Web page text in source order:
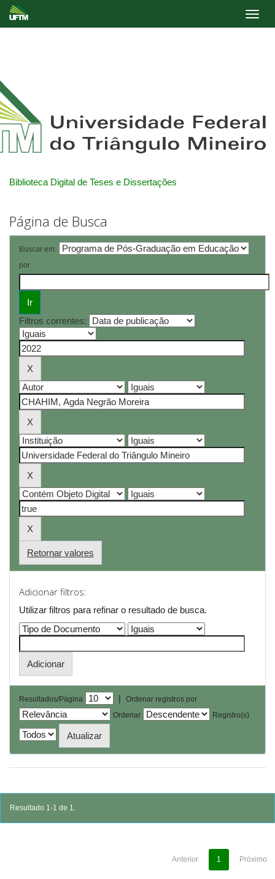
Biblioteca Digital de Teses e Dissertações
Página de Busca
Buscar em:
por
Filtros correntes:
Retornar valores
Adicionar filtros:
Utilizar filtros para refinar o resultado de busca.
Resultados/Página |
Ordenar registros por
Ordenar
Registro(s)
Resultado 1-1 de 1.
Anterior 1 Próximo